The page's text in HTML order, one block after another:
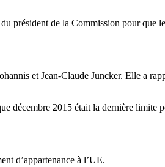
président de la Commission pour que
et Jean-Claude Juncker. Elle a
décembre 2015 était la dernière limite
d’appartenance à l’UE.